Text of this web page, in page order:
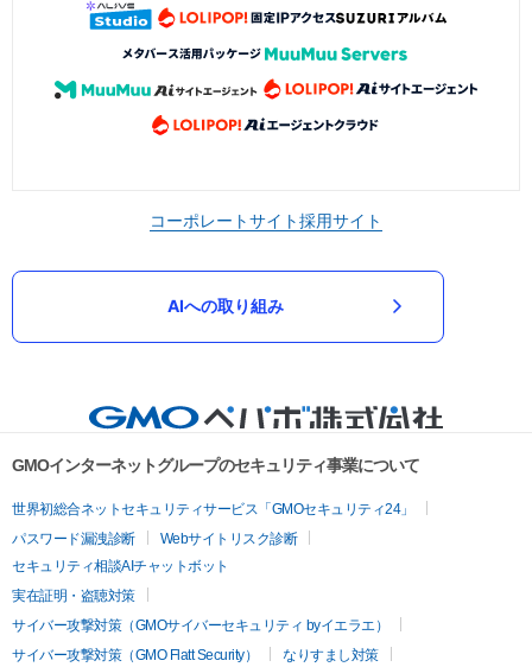
コーポレートサイト採用サイト
AIへの取り組み
GMOインターネットグループのセキュリティ事業について
世界初総合ネットセキュリティサービス「GMOセキュリティ24」
パスワード漏洩診断
Webサイトリスク診断
セキュリティ相談AIチャットボット
実在証明・盗聴対策
サイバー攻撃対策（GMOサイバーセキュリティ byイエラエ）
サイバー攻撃対策（GMO Flatt Security）
なりすまし対策